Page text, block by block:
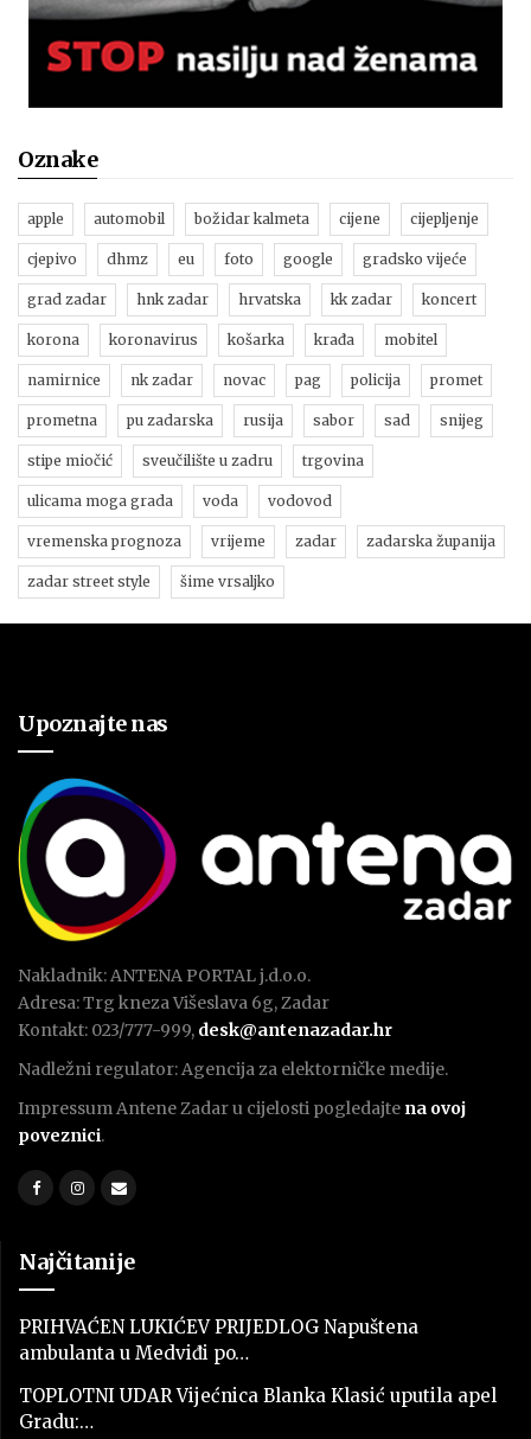
Oznake
apple automobil božidar kalmeta cijene cijepljenje
cjepivo dhmz eu foto google gradsko vijeće
grad zadar hnk zadar hrvatska kk zadar koncert
korona koronavirus košarka krađa mobitel
namirnice nk zadar novac pag policija promet
prometna pu zadarska rusija sabor sad snijeg
stipe miočić sveučilište u zadru trgovina
ulicama moga grada voda vodovod
vremenska prognoza vrijeme zadar zadarska županija
zadar street style šime vrsaljko
Upoznajte nas
Nakladnik: ANTENA PORTAL j.d.o.o.
Adresa: Trg kneza Višeslava 6g, Zadar
Kontakt: 023/777-999, desk@antenazadar.hr
Nadležni regulator: Agencija za elektorničke medije.
Impressum Antene Zadar u cijelosti pogledajte na ovoj
poveznici.
Najčitanije
PRIHVAĆEN LUKIĆEV PRIJEDLOG Napuštena
ambulanta u Medviđi po…
TOPLOTNI UDAR Vijećnica Blanka Klasić uputila apel
Gradu:…